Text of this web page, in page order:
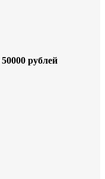
50000 рублей